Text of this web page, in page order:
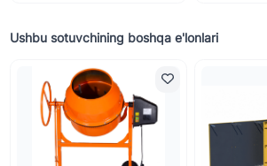
Ushbu sotuvchining boshqa e'lonlari